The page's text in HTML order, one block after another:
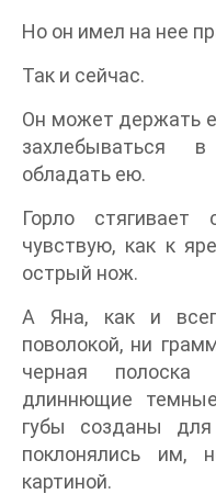
Но он имел на нее
Так и сейчас.
Он может держать
захлебываться
обладать ею.
Горло
чувствую, как к
острый нож.
А Яна, как и
поволокой, ни
черная
длиннющие
губы созданы
поклонялись
картиной.